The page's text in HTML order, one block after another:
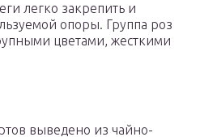
легко закрепить и
опоры. Группа роз
цветами, жесткими
выведено из чайно-